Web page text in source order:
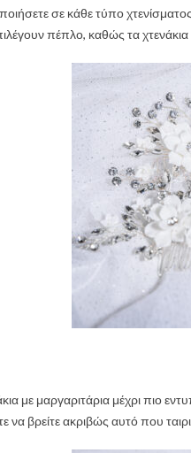
σε κάθε τύπο
πέπλο, καθώς τα
με μαργαριτάρια μέχρι πιο
να βρείτε ακριβώς αυτό που